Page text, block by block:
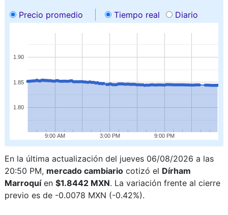
Precio promedio Tiempo real Diario
9:00 AM 3:00 PM 9:00 PM
1.80
1.85
1.90
En la última actualización del jueves 06/08/2026 a las
20:50 PM, mercado cambiario cotizó el Dírham
Marroquíen $1.8442 MXN. La variación frente al cierre
previo es de -0.0078 MXN (-0.42%).